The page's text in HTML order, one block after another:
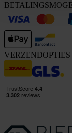
VERZENDOPTIES